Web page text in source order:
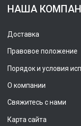
НАША
Доставка
Правовое положение
Порядок и условия
О компании
Свяжитесь с нами
Карта сайта